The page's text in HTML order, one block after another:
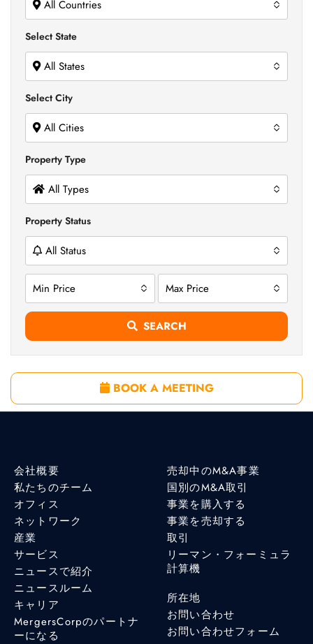
All Countries
Select State
All States
Select City
All Cities
Property Type
All Types
Property Status
All Status
Min Price Max Price
SEARCH
BOOK A MEETING
会社概要
私たちのチーム
オフィス
ネットワーク
産業
サービス
ニュースで紹介
ニュースルーム
キャリア
MergersCorpのパートナ
ーになる
売却中のM&A事業
国別のM&A取引
事業を購入する
事業を売却する
取引
リーマン・フォーミュラ
計算機
所在地
お問い合わせ
お問い合わせフォーム